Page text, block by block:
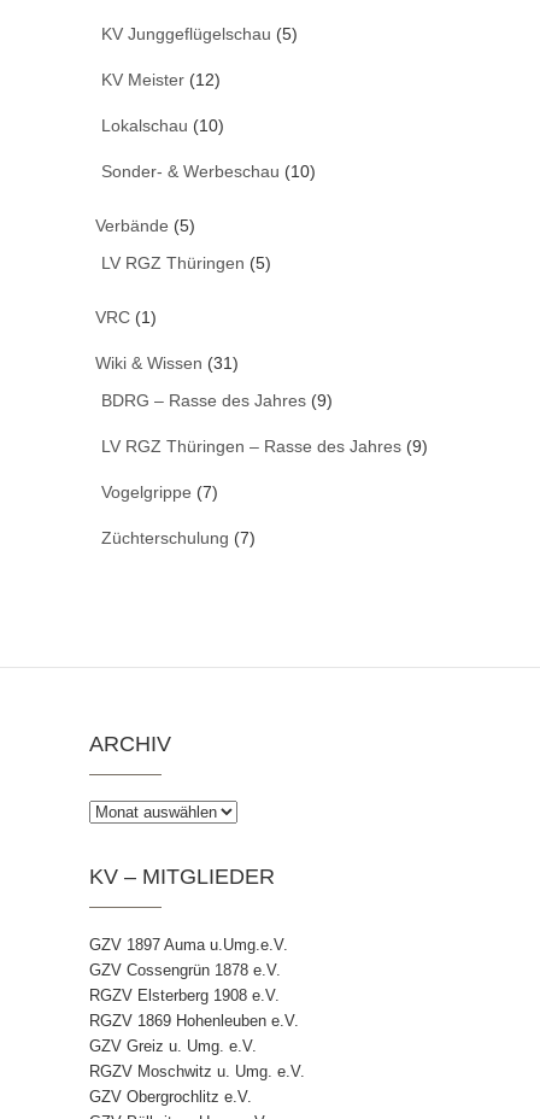
KV Junggeflügelschau (5)
KV Meister (12)
Lokalschau (10)
Sonder- & Werbeschau (10)
Verbände (5)
LV RGZ Thüringen (5)
VRC (1)
Wiki & Wissen (31)
BDRG – Rasse des Jahres (9)
LV RGZ Thüringen – Rasse des Jahres (9)
Vogelgrippe (7)
Züchterschulung (7)
ARCHIV
Archiv
KV – MITGLIEDER
GZV 1897 Auma u.Umg.e.V.
GZV Cossengrün 1878 e.V.
RGZV Elsterberg 1908 e.V.
RGZV 1869 Hohenleuben e.V.
GZV Greiz u. Umg. e.V.
RGZV Moschwitz u. Umg. e.V.
GZV Obergrochlitz e.V.